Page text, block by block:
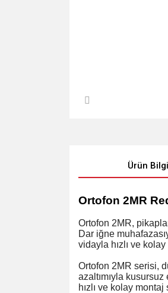
Ürün
Ortofon 2MR
Ortofon 2MR,
Dar iğne
vidayla hızlı ve
Ortofon 2MR serisi,
azaltımıyla
hızlı ve kolay montaj